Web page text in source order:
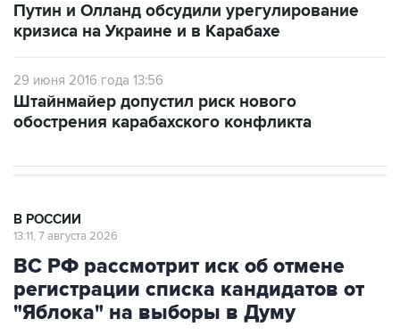
Путин и Олланд обсудили урегулирование
кризиса на Украине и в Карабахе
29 июня 2016 года 13:56
Штайнмайер допустил риск нового
обострения карабахского конфликта
В РОССИИ
13:11, 7 августа 2026
ВС РФ рассмотрит иск об отмене
регистрации списка кандидатов от
"Яблока" на выборы в Думу